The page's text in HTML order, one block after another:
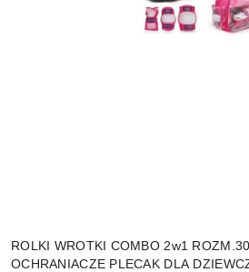
ROLKI WROTKI COMBO 2w1
OCHRANIACZE PLECAK DLA